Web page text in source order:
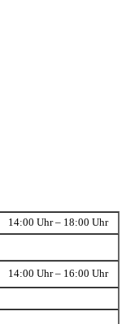
14:00 Uhr – 18:00 Uhr
14:00 Uhr – 16:00 Uhr